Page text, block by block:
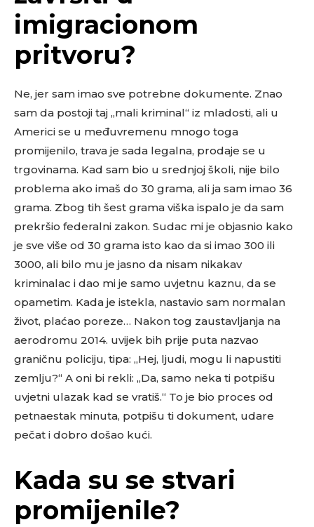
imigracionom
pritvoru?
Ne, jer sam imao sve potrebne dokumente. Znao
sam da postoji taj „mali kriminal“ iz mladosti, ali u
Americi se u međuvremenu mnogo toga
promijenilo, trava je sada legalna, prodaje se u
trgovinama. Kad sam bio u srednjoj školi, nije bilo
problema ako imaš do 30 grama, ali ja sam imao 36
grama. Zbog tih šest grama viška ispalo je da sam
prekršio federalni zakon. Sudac mi je objasnio kako
je sve više od 30 grama isto kao da si imao 300 ili
3000, ali bilo mu je jasno da nisam nikakav
kriminalac i dao mi je samo uvjetnu kaznu, da se
opametim. Kada je istekla, nastavio sam normalan
život, plaćao poreze… Nakon tog zaustavljanja na
aerodromu 2014. uvijek bih prije puta nazvao
graničnu policiju, tipa: „Hej, ljudi, mogu li napustiti
zemlju?“ A oni bi rekli: „Da, samo neka ti potpišu
uvjetni ulazak kad se vratiš.“ To je bio proces od
petnaestak minuta, potpišu ti dokument, udare
pečat i dobro došao kući.
Kada su se stvari
promijenile?